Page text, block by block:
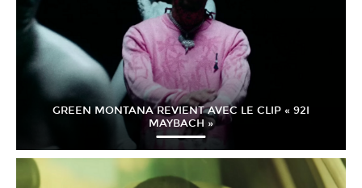
GREEN MONTANA REVIENT AVEC LE CLIP « 92I
MAYBACH »